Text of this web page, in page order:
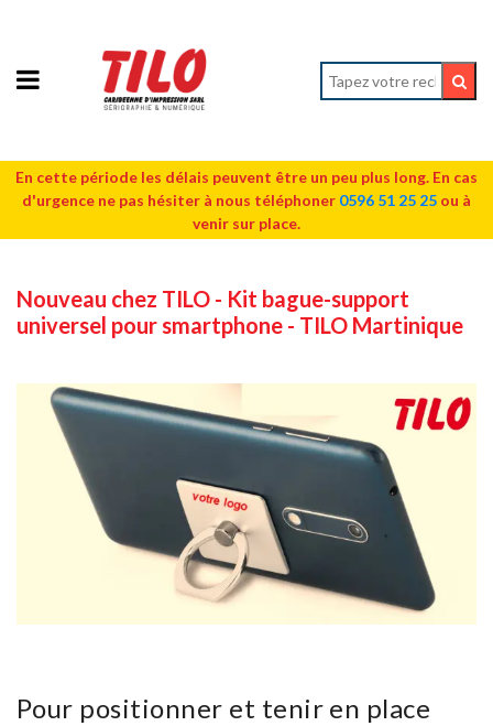
En cette période les délais peuvent être un peu plus long. En cas
d'urgence ne pas hésiter à nous téléphoner 0596 51 25 25 ou à
venir sur place.
Nouveau chez TILO - Kit bague-support
universel pour smartphone - TILO Martinique
Pour positionner et tenir en place